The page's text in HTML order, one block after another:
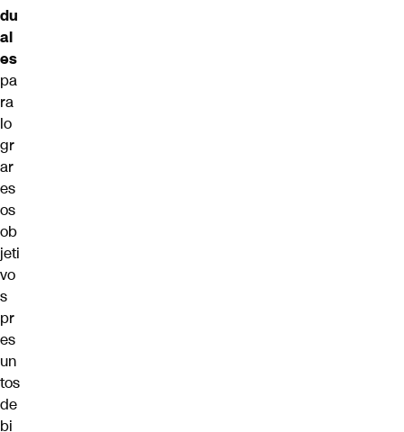
du
al
es
pa
ra
lo
gr
ar
es
os
ob
jeti
vo
s
pr
es
un
tos
de
bi